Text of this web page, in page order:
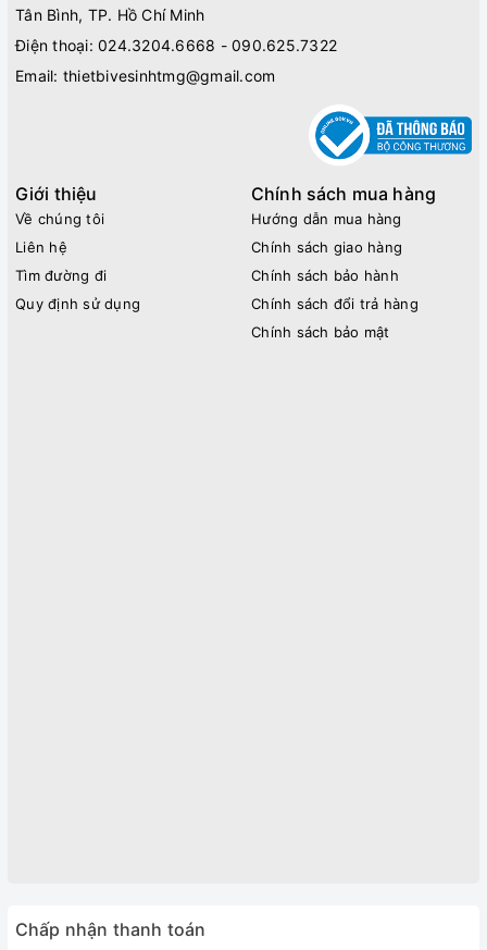
Tân Bình, TP. Hồ Chí Minh
Điện thoại: 024.3204.6668 - 090.625.7322
Email: thietbivesinhtmg@gmail.com
Giới thiệu
Về chúng tôi
Liên hệ
Tìm đường đi
Quy định sử dụng
Chính sách mua hàng
Hướng dẫn mua hàng
Chính sách giao hàng
Chính sách bảo hành
Chính sách đổi trả hàng
Chính sách bảo mật
Chấp nhận thanh toán